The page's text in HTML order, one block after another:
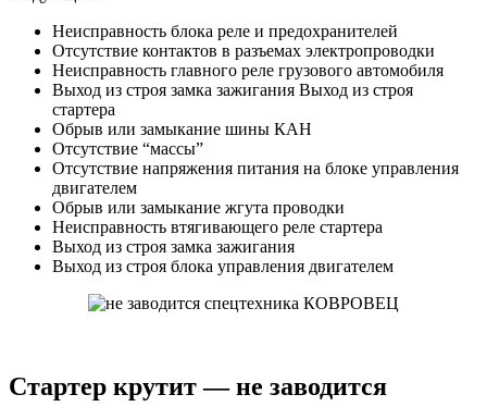
Неисправность блока реле и предохранителей
Отсутствие контактов в разъемах электропроводки
Неисправность главного реле грузового автомобиля
Выход из строя замка зажигания Выход из строя
стартера
Обрыв или замыкание шины КАН
Отсутствие “массы”
Отсутствие напряжения питания на блоке управления
двигателем
Обрыв или замыкание жгута проводки
Неисправность втягивающего реле стартера
Выход из строя замка зажигания
Выход из строя блока управления двигателем
Стартер крутит — не заводится